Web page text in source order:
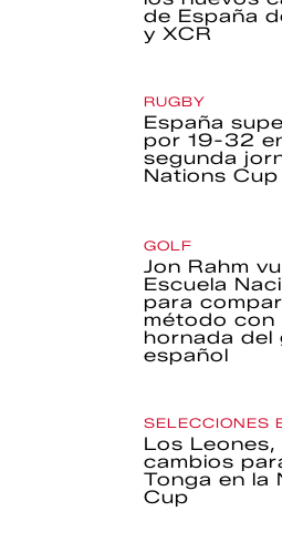
de España
y XCR
RUGBY
España
por 19-32
segunda
Nations Cup
GOLF
Jon Rahm
Escuela
para
método con
hornada del
español
SELECCIONES
Los Leones,
cambios
Tonga en la
Cup